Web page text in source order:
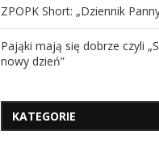
ZPOPK Short: „Dziennik
Pająki mają się dobrze czyli
nowy dzień”
KATEGORIE